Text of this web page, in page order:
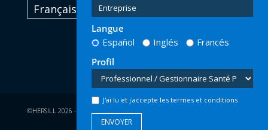
Français
©HERSILL 2026 - Droits Légaux Réservés |
|Design WAKA
Langue
Español
Inglés
Francés
Profil
J'ai lu et j'accepte les termes et conditions